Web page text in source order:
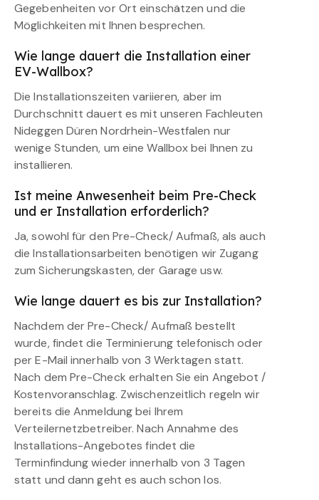
Gegebenheiten vor Ort einschätzen und die
Möglichkeiten mit Ihnen besprechen.
Wie lange dauert die Installation einer
EV-Wallbox?
Die Installationszeiten variieren, aber im
Durchschnitt dauert es mit unseren Fachleuten
Nideggen Düren Nordrhein-Westfalen nur
wenige Stunden, um eine Wallbox bei Ihnen zu
installieren.
Ist meine Anwesenheit beim Pre-Check
und er Installation erforderlich?
Ja, sowohl für den Pre-Check/ Aufmaß, als auch
die Installationsarbeiten benötigen wir Zugang
zum Sicherungskasten, der Garage usw.
Wie lange dauert es bis zur Installation?
Nachdem der Pre-Check/ Aufmaß bestellt
wurde, findet die Terminierung telefonisch oder
per E-Mail innerhalb von 3 Werktagen statt.
Nach dem Pre-Check erhalten Sie ein Angebot /
Kostenvoranschlag. Zwischenzeitlich regeln wir
bereits die Anmeldung bei Ihrem
Verteilernetzbetreiber. Nach Annahme des
Installations-Angebotes findet die
Terminfindung wieder innerhalb von 3 Tagen
statt und dann geht es auch schon los.